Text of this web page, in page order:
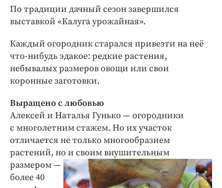
Издания
Медиаперсона
Клиника года
Бренд года
Работодатель года
По традиции дачный сезон завершился
выставкой «Калуга урожайная».
Каждый огородник старался привезти на неё
что-нибудь эдакое: редкие растения,
небывалых размеров овощи или свои
коронные заготовки.
Выращено с любовью
Алексей и Наталья Гунько — огородники
с многолетним стажем. Но их участок
отличается не только многообразием
растений, но и своим внушительным
размером —
более 40